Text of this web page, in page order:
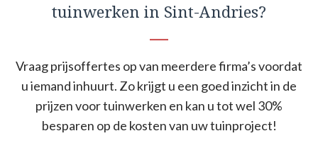
tuinwerken in Sint-Andries?
Vraag prijsoffertes op van meerdere firma’s voordat
u iemand inhuurt. Zo krijgt u een goed inzicht in de
prijzen voor tuinwerken en kan u tot wel 30%
besparen op de kosten van uw tuinproject!